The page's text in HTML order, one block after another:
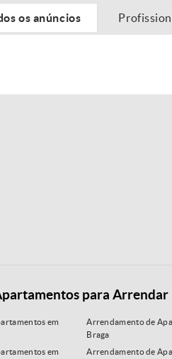
os anúncios
para Arrendar
em
Arrendamento de
Braga
em
Arrendamento de